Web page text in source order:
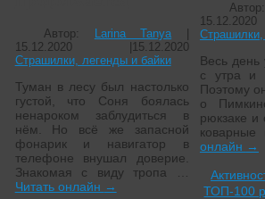
Автор: Larina Tanya
15.12.2020
15.12.2020
Страшилки, легенды и байки
Туман в лесу был настолько
густой, что Соня боялась
ненароком заблудиться в
нём. Но всё же запасной
фонарик и навигатор в
телефоне внушал доверие.
Знакомая с виду тропа …
Читать онлайн →
15.12.2020
Страшилки,
Весь
с утра и
Поэтому
о
рюкзаке и
онлайн →
ТОП-100